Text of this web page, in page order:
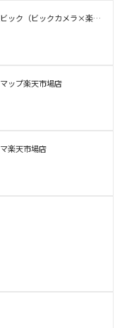
ック（ビックカメラ×楽
ップ楽天市場店
楽天市場店